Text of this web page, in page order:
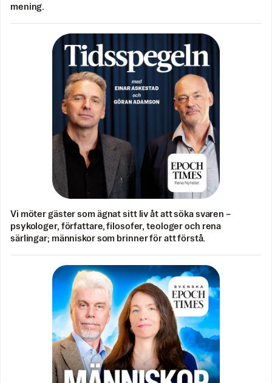
mening.
Vi möter gäster som ägnat sitt liv åt att söka svaren –
psykologer, författare, filosofer, teologer och rena
särlingar; människor som brinner för att förstå.